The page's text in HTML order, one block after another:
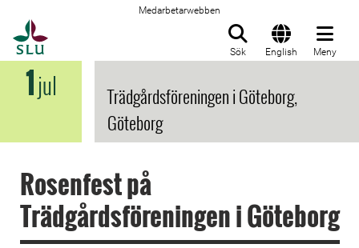
Medarbetarwebben
Sök English Meny
1jul
Trädgårdsföreningen i Göteborg,
Göteborg
Rosenfest på
Trädgårdsföreningen i Göteborg